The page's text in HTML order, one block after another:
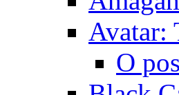
Avatar:
O